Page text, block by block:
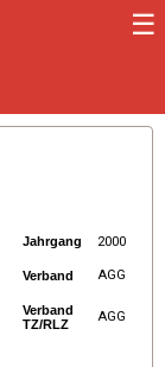
☰
Jahrgang 2000
Verband AGG
Verband
TZ/RLZ
AGG